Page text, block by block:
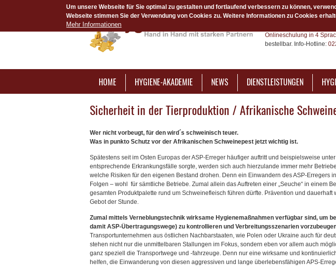
Um unsere Webseite für Sie optimal zu gestalten und fortlaufend verbessern zu können,
Webseite stimmen Sie der Verwendung von Cookies zu. Weitere Informationen zu Cookies
Mehr Informationen
HOME HYGIENE-AKADEMIE NEWS DIENSTLEISTUNGEN
Das Hygiene-Netzwerk
Onlineschulung in 4
bestellbar. Info-Hotline:
Sicherheit in der Tierproduktion / Afrikanische
Wer nicht vorbeugt, für den wird´s schweinisch teuer.
Was in punkto Schutz vor der Afrikanischen Schweinepest jetzt wichtig ist.
Spätestens seit im Osten Europas der ASP-Erreger häufiger auftritt und beispielsweise
entsprechende Erkrankungsfälle sorgte, werden sich auch hierzulande immer mehr
welche Risiken für den eigenen Bestand drohen. Denn ein Einwandern des ASP-Erregers
Folgen – wohl für sämtliche Betriebe. Zumal allein das Auftreten einer „Seuche“ in einem
gesamten Produktpalette rund um Schweinefleisch führen dürfte. Prävention und dauerhaft
Gebot der Stunde.
Zumal mittels Verneblungstechnik wirksame Hygienemaßnahmen verfügbar sind, um
damit ASP-Übertragungswege) zu kontrollieren und Verbreitungsszenarien
Transportunternehmen aus östlichen Nachbarstaaten, wie Polen oder Ukraine auch für
stehen nicht nur die unmittelbaren Stallungen im Fokus, sondern eben vor allem auch
ganz speziell die Transportwege und -fahrzeuge. Denn nur eine wirksame und
helfen, die Einwanderung von diesen aggressiven und lange überlebensfähigen APS-